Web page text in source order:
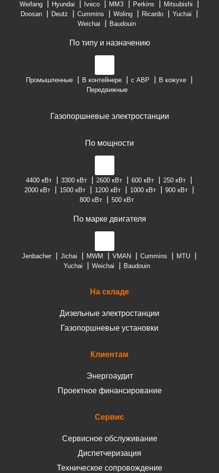
Weifang
Hyundai Iveco ММЗ Perkins
Mitsubishi
Doosan
Deutz Cummins Woling Ricardo
Yuchai
Weichai
Baudouin
По типу и назначению
Промышленные В контейнере с АВР
В кожухе
Передвижные
Газопоршневые электростанции
По мощности
4400 кВт 3300 кВт 2600 кВт 600 кВт
250 кВт
2000 кВт
1500 кВт 1200 кВт 1000 кВт
900 кВт
800 кВт
500 кВт
По марке двигателя
Jenbacher Jichai MWM VMAN Cummins
MTU
Yuchai
Weichai Baudouin
На складе
Дизельные электростанции
Газопоршневые установки
Клиентам
Энергоаудит
Проектное финансирование
Сервис
Сервисное обслуживание
Диспетчеризация
Техническое сопровождение